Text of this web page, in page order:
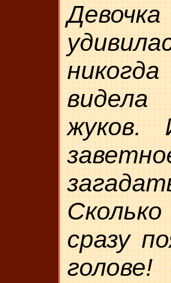
жуков.
сразу